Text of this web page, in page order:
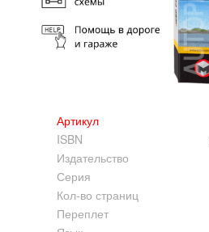
Артикул
ISBN
Издательство
Серия
Кол-во страниц
Переплет